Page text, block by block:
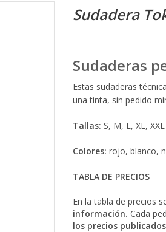
Sudadera
Sudaderas
Estas sudaderas
una tinta, sin pedido
Tallas: S, M, L, XL, XXL
Colores: rojo, blanco,
TABLA DE PRECIOS
En la tabla de precios
información. Cada
los precios